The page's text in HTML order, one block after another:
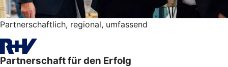
Partnerschaftlich, regional, umfassend
Partnerschaft für den Erfolg